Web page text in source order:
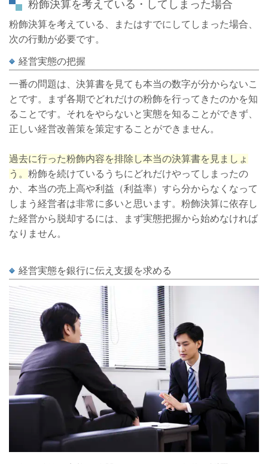
粉飾決算を考えている・してしまった場合
粉飾決算を考えている、またはすでにしてしまった場合、
次の行動が必要です。
経営実態の把握
一番の問題は、決算書を見ても本当の数字が分からないこ
とです。まず各期でどれだけの粉飾を行ってきたのかを知
ることです。それをやらないと実態を知ることができず、
正しい経営改善策を策定することができません。
過去に行った粉飾内容を排除し本当の決算書を見ましょ
う。 粉飾を続けているうちにどれだけやってしまったの
か、本当の売上高や利益（利益率）すら分からなくなって
しまう経営者は非常に多いと思います。粉飾決算に依存し
た経営から脱却するには、まず実態把握から始めなければ
なりません。
経営実態を銀行に伝え支援を求める